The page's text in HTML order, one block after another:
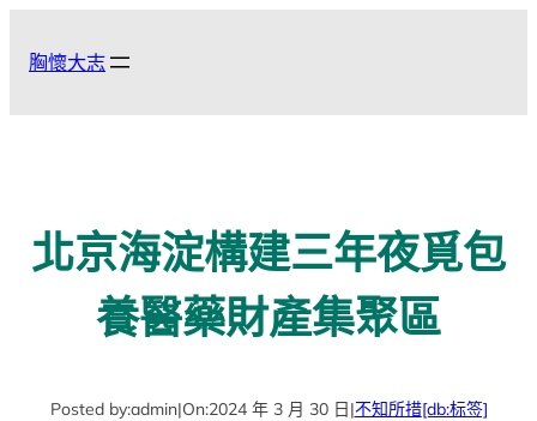
胸懷大志
北京海淀構建三年夜覓包
養醫藥財產集聚區
Posted by:admin|On:2024 年 3 月 30 日|不知所措[db:标签]